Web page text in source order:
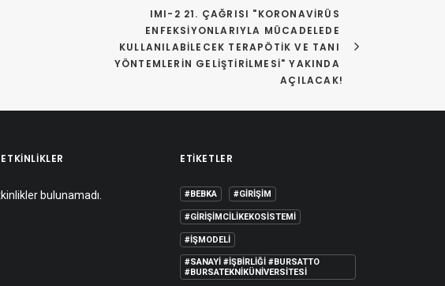
IMI-2 21. ÇAĞRISI "KORONAVIRÜS
ENFEKSIYONLARIYLA MÜCADELEDE
KULLANILABILECEK TERAPÖTIK VE TANI
YÖNTEMLERIN GELIŞTIRILMESI" YAKINDA
AÇILACAK!
bulunamadı.
ETIKETLER
#BEBKA #GIRIŞIM
#GIRIŞIMCILIKEKOSISTEMI
#IŞMODELI
#SANAYI #IŞBIRLIĞI #BURSATTO
#BURSATEKNIKÜNIVERSITESI